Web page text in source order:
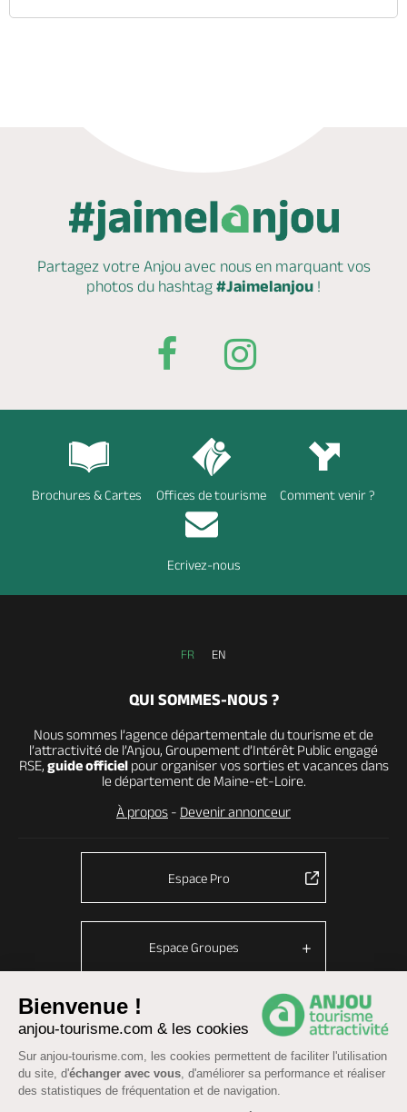
Bienvenue !
anjou-tourisme.com & les cookies
Sur anjou-tourisme.com, les cookies permettent de faciliter l'utilisation
du site, d'échanger avec vous, d'améliorer sa performance et réaliser
des statistiques de fréquentation et de navigation.
Partagez votre Anjou avec nous en marquantvos
photos du hashtag #Jaimelanjou !
Brochures & Cartes Offices de tourisme Comment venir ?
Ecrivez-nous
FR EN
QUI SOMMES-NOUS ?
Nous sommes l’agence départementale du tourisme et de
l’attractivité de l’Anjou, Groupement d’Intérêt Public engagé
RSE, guide officielpour organiser vos sorties et vacances dans
le département de Maine-et-Loire.
À propos - Devenir annonceur
Espace Pro
Espace Groupes
© Anjou tourisme 2026 -Plan du site-Fonctionnement du site
Mentions légales -Données personnelles -Cookies
CGU Réservation
Accessibilité : partiellement conforme